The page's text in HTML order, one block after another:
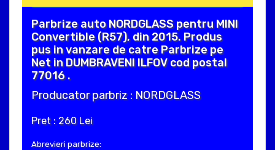
Parbrize auto NORDGLASS pentru MINI
Convertible (R57), din 2015. Produs
pus in vanzare de catre Parbrize pe
Net in DUMBRAVENI ILFOV cod postal
77016 .
Producator parbriz : NORDGLASS
Pret : 260 Lei
Abrevieri parbrize: